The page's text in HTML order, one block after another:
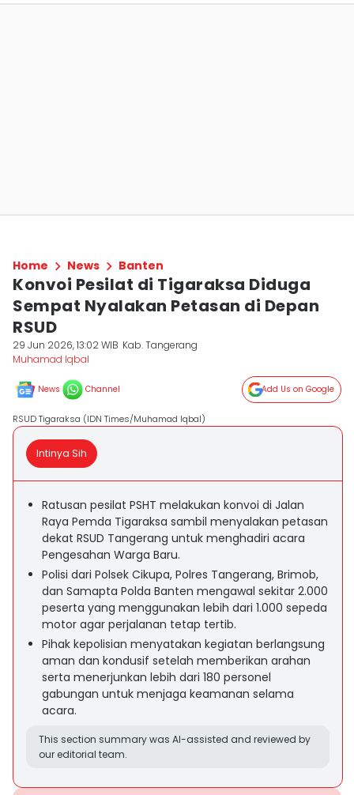
Home News Banten
Konvoi Pesilat di Tigaraksa Diduga
Sempat Nyalakan Petasan di Depan
RSUD
29 Jun 2026, 13:02 WIB Kab. Tangerang
Muhamad Iqbal
News Channel Add Us on Google
RSUD Tigaraksa (IDN Times/Muhamad Iqbal)
Intinya Sih
Ratusan pesilat PSHT melakukan konvoi di Jalan
Raya Pemda Tigaraksa sambil menyalakan petasan
dekat RSUD Tangerang untuk menghadiri acara
Pengesahan Warga Baru.
Polisi dari Polsek Cikupa, Polres Tangerang, Brimob,
dan Samapta Polda Banten mengawal sekitar 2.000
peserta yang menggunakan lebih dari 1.000 sepeda
motor agar perjalanan tetap tertib.
Pihak kepolisian menyatakan kegiatan berlangsung
aman dan kondusif setelah memberikan arahan
serta menerjunkan lebih dari 180 personel
gabungan untuk menjaga keamanan selama
acara.
This section summary was AI-assisted and reviewed by
our editorial team.